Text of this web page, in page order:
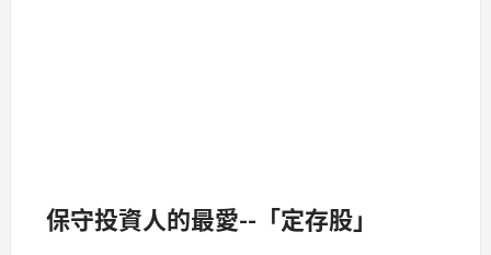
保守投資人的最愛--「定存股」